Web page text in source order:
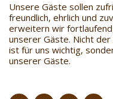
Unsere Gäste sollen
freundlich, ehrlich und
erweitern wir
unserer Gäste. Nicht
ist für uns wichtig,
unserer Gäste.